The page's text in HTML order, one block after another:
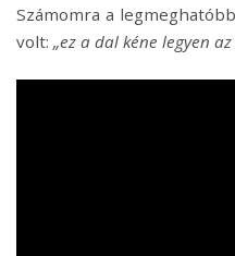
Számomra a
volt: „ez a dal kéne legyen